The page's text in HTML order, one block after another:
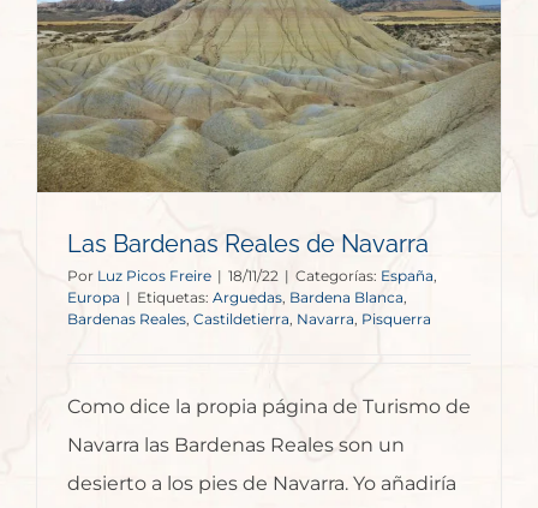
Las Bardenas Reales de Navarra
Por Luz Picos Freire | 18/11/22 | Categorías: España
Europa | Etiquetas: Arguedas Bardena Blanca
Bardenas Reales Castildetierra Navarra, Pisquerra
Como dice la propia página de Turismo de
Navarra las Bardenas Reales son un
desierto a los pies de Navarra. Yo añadiría